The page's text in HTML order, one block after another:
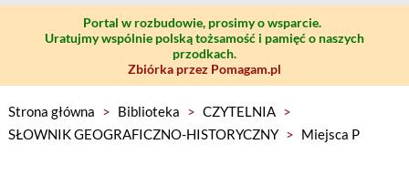
Portal w rozbudowie, prosimy o wsparcie.
Uratujmy wspólnie polską tożsamość i pamięć o naszych
przodkach.
Zbiórka przez Pomagam.pl
Strona główna > Biblioteka > CZYTELNIA >
SŁOWNIK GEOGRAFICZNO-HISTORYCZNY > Miejsca P